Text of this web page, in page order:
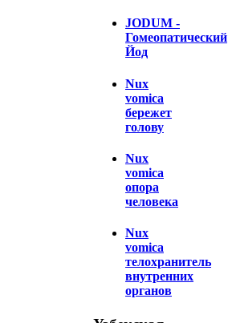
JODUM -
Гомеопатический
Йод
Nux
vomica
бережет
голову
Nux
vomica
опора
человека
Nux
vomica
телохранитель
внутренних
органов